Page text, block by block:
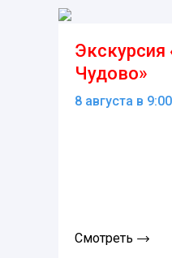
Экскурсия
Чудово»
8 августа в 9:00
Смотреть